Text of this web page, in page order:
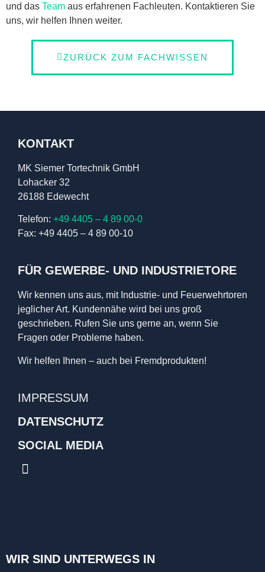
und das Team aus erfahrenen Fachleuten. Kontaktieren Sie
uns, wir helfen Ihnen weiter.
ZURÜCK ZUM FACHWISSEN
KONTAKT
MK Siemer Tortechnik GmbH
Lohacker 32
26188 Edewecht
Telefon: +49 4405 – 4 89 00-0
Fax: +49 4405 – 4 89 00-10
FÜR GEWERBE- UND INDUSTRIETORE
Wir kennen uns aus, mit Industrie- und Feuerwehrtoren
jeglicher Art. Kundennähe wird bei uns groß
geschrieben. Rufen Sie uns gerne an, wenn Sie
Fragen oder Probleme haben.
Wir helfen Ihnen – auch bei Fremdprodukten!
IMPRESSUM
DATENSCHUTZ
SOCIAL MEDIA
WIR SIND UNTERWEGS IN